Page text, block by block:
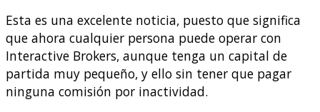
Esta es una excelente noticia, puesto que significa
que ahora cualquier persona puede operar con
Interactive Brokers, aunque tenga un capital de
partida muy pequeño, y ello sin tener que pagar
ninguna comisión por inactividad.